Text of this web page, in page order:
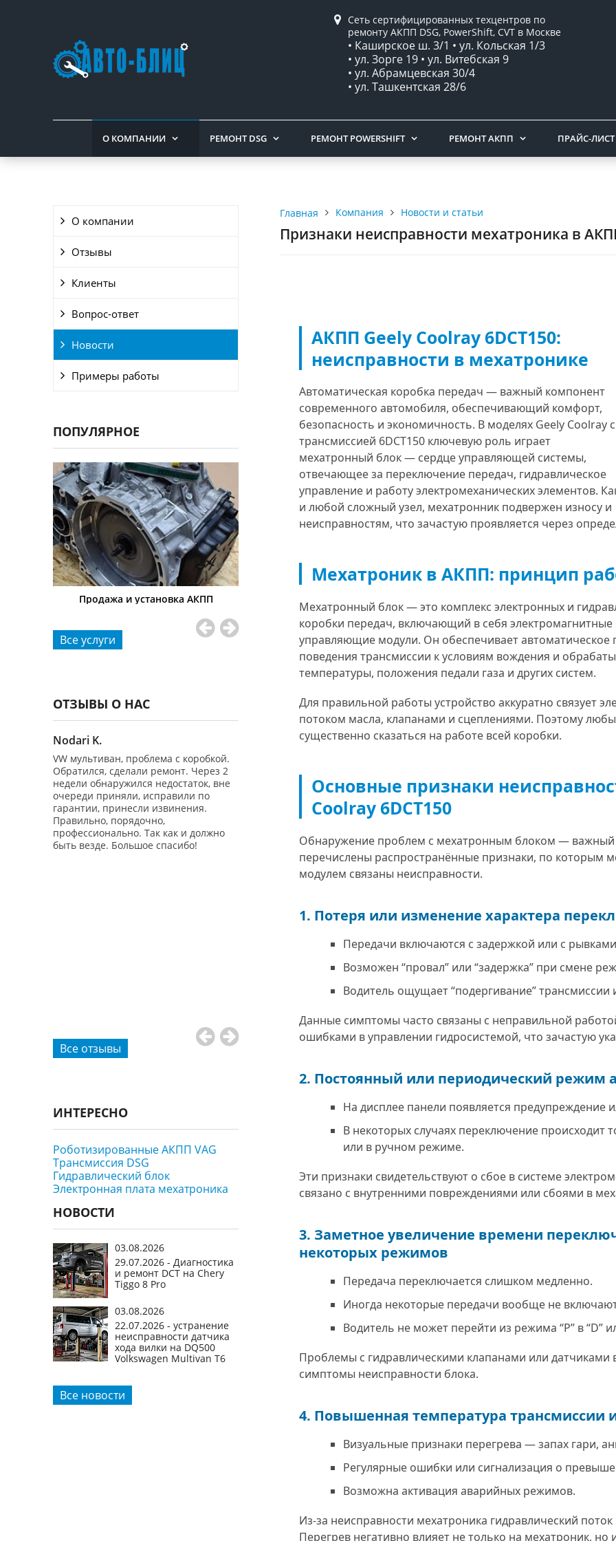
Сеть сертифицированных техцентров по
ремонту АКПП DSG, PowerShift, CVT в Москве
• Каширское ш. 3/1 • ул. Кольская 1/3
• ул. Зорге 19 • ул. Витебская 9
• ул. Абрамцевская 30/4
• ул. Ташкентская 28/6
О КОМПАНИИ РЕМОНТ DSG РЕМОНТ POWERSHIFT РЕМОНТ АКПП ПРАЙС-ЛИСТ
О компании
Отзывы
Клиенты
Вопрос-ответ
Новости
Примеры работы
ПОПУЛЯРНОЕ
Продажа и установка АКПП
Программная проверка состояния
сцепления DSG
Все услуги
ОТЗЫВЫ О НАС
Nodari K.
VW мультиван, проблема с коробкой.
Обратился, сделали ремонт. Через 2
недели обнаружился недостаток, вне
очереди приняли, исправили по
гарантии, принесли извинения.
Правильно, порядочно,
профессионально. Так как и должно
быть везде. Большое спасибо!
Владимир Ч.
бесплатно Диагностику сегодня своего
авто Гольф 6 - раз! До этого
производил ремонт коробки! Во
вторых - машина заглохла и не
предоставил эвакуатор, как оказалось
потом Бесплатно! Огромное
отдельное спасибо Константину! За
человеческое отношение и
...И вам советую!!!
Дмитрий П.
профессионалы своего дела
однозначно. Сдал им на ремонт Ауди
Q7 , машину в двух автосервисах до
Машина проболталась больше месяца
по автосервисам , и безрезультатно .
Сделали свою работу хорошо и
быстро , отдельное СПАСИБО Кириллу
держать!
Все отзывы
ИНТЕРЕСНО
Роботизированные АКПП VAG
Трансмиссия DSG
Гидравлический блок
Электронная плата мехатроника
НОВОСТИ
03.08.2026
29.07.2026 - Диагностика
и ремонт DCT на Chery
Tiggo 8 Pro
03.08.2026
22.07.2026 - устранение
неисправности датчика
хода вилки на DQ500
Volkswagen Multivan T6
Все новости
Главная Компания Новости и статьи
Признаки неисправности мехатроника в
АКПП Geely Coolray 6DCT150:
неисправности в мехатронике
Автоматическая коробка передач — важный компонент
современного автомобиля, обеспечивающий комфорт,
безопасность и экономичность. В моделях Geely Coolray с
трансмиссией 6DCT150 ключевую роль играет
мехатронный блок — сердце управляющей системы,
отвечающее за переключение передач, гидравлическое
управление и работу электромеханических элементов.
и любой сложный узел, мехатронник подвержен износу и
неисправностям, что зачастую проявляется через
Мехатроник в АКПП: принцип
Мехатронный блок — это комплекс электронных и
коробки передач, включающий в себя электромагнитные
управляющие модули. Он обеспечивает
поведения трансмиссии к условиям вождения и
температуры, положения педали газа и других систем.
Для правильной работы устройство аккуратно связует
потоком масла, клапанами и сцеплениями. Поэтому
существенно сказаться на работе всей коробки.
Основные признаки
Coolray 6DCT150
Обнаружение проблем с мехатронным блоком — важный
перечислены распространённые признаки, по которым
модулем связаны неисправности.
1. Потеря или изменение характера
Передачи включаются с задержкой или с
Возможен “провал” или “задержка” при смене
Водитель ощущает “подергивание” трансмиссии
Данные симптомы часто связаны с неправильной
ошибками в управлении гидросистемой, что зачастую
2. Постоянный или периодический режим
На дисплее панели появляется предупреждение
В некоторых случаях переключение происходит
или в ручном режиме.
Эти признаки свидетельствуют о сбое в системе
связано с внутренними повреждениями или сбоями в
3. Заметное увеличение времени
некоторых режимов
Передача переключается слишком медленно.
Иногда некоторые передачи вообще не
Водитель не может перейти из режима “P” в “D”
Проблемы с гидравлическими клапанами или датчиками
симптомы неисправности блока.
4. Повышенная температура трансмиссии
Визуальные признаки перегрева — запах гари,
Регулярные ошибки или сигнализация о
Возможна активация аварийных режимов.
Из-за неисправности мехатроника гидравлический
Перегрев негативно влияет не только на мехатроник,